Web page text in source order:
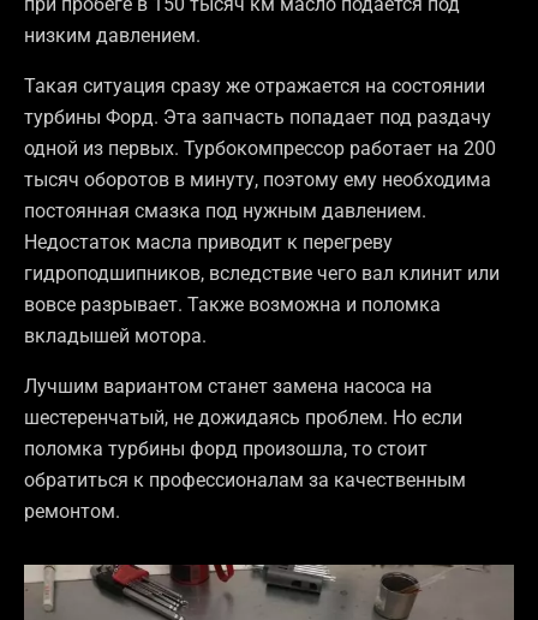
низким давлением.
Такая ситуация сразу же отражается на состоянии
турбины Форд. Эта запчасть попадает под раздачу
одной из первых. Турбокомпрессор работает на 200
тысяч оборотов в минуту, поэтому ему необходима
постоянная смазка под нужным давлением.
Недостаток масла приводит к перегреву
гидроподшипников, вследствие чего вал клинит или
вовсе разрывает. Также возможна и поломка
вкладышей мотора.
Лучшим вариантом станет замена насоса на
шестеренчатый, не дожидаясь проблем. Но если
поломка турбины форд произошла, то стоит
обратиться к профессионалам за качественным
ремонтом.